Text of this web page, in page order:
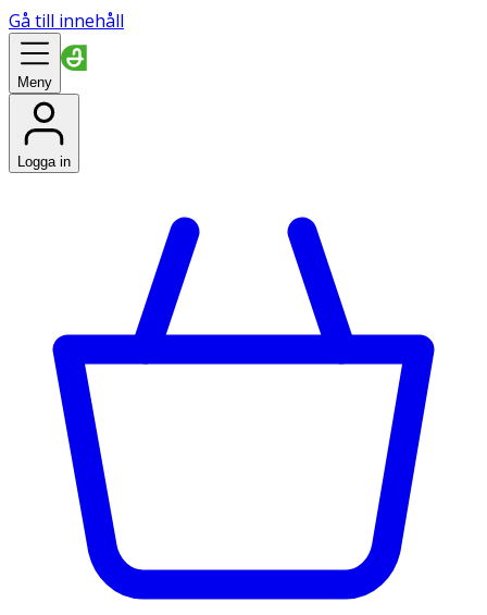
Gå till innehåll
Meny
Logga in